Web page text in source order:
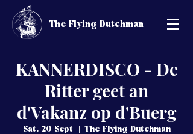
The Flying Dutchman
KANNERDISCO - De
Ritter geet an
d'Vakanz op d'Buerg
Sat, 20 Sept
  |
The Flying Dutchman